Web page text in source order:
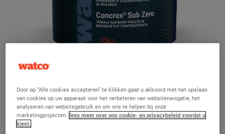
Concrex Sub Zero
Door op “Alle cookies accepteren” te klikken gaat u akkoord met het opslaan
van cookies op uw apparaat voor het verbeteren van websitenavigatie, het
analyseren van websitegebruik en om ons te helpen bij onze
marketingprojecten. lees meer over ons cookie- en privacybeleid voordat u
kiest.